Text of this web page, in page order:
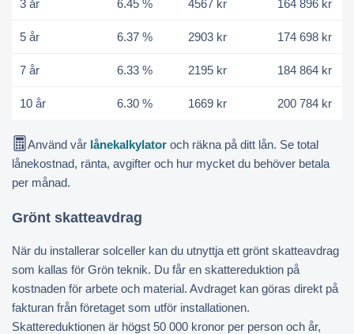
3 år 6.45 % 4567 kr 164 896 kr
5 år 6.37 % 2903 kr 174 698 kr
7 år 6.33 % 2195 kr 184 864 kr
10 år 6.30 % 1669 kr 200 784 kr
Använd vår lånekalkylator och räkna på ditt lån. Se total
lånekostnad, ränta, avgifter och hur mycket du behöver betala
per månad.
Grönt skatteavdrag
När du installerar solceller kan du utnyttja ett grönt skatteavdrag
som kallas för Grön teknik. Du får en skattereduktion på
kostnaden för arbete och material. Avdraget kan göras direkt på
fakturan från företaget som utför installationen.
Skattereduktionen är högst 50 000 kronor per person och år,